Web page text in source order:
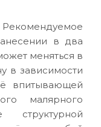
Рекомендуемое
в два
меняться в
в зависимости
впитывающей
малярного
структурной